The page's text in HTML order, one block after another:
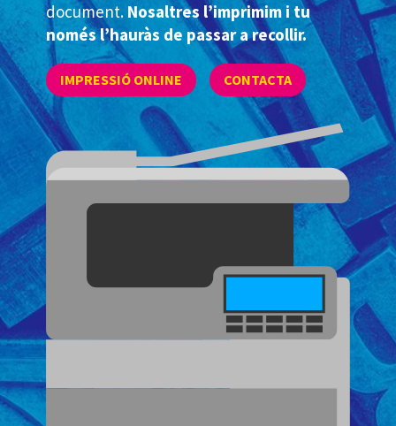
document. Nosaltres l’imprimim i tu
només l’hauràs de passar a recollir.
IMPRESSIÓ ONLINE CONTACTA